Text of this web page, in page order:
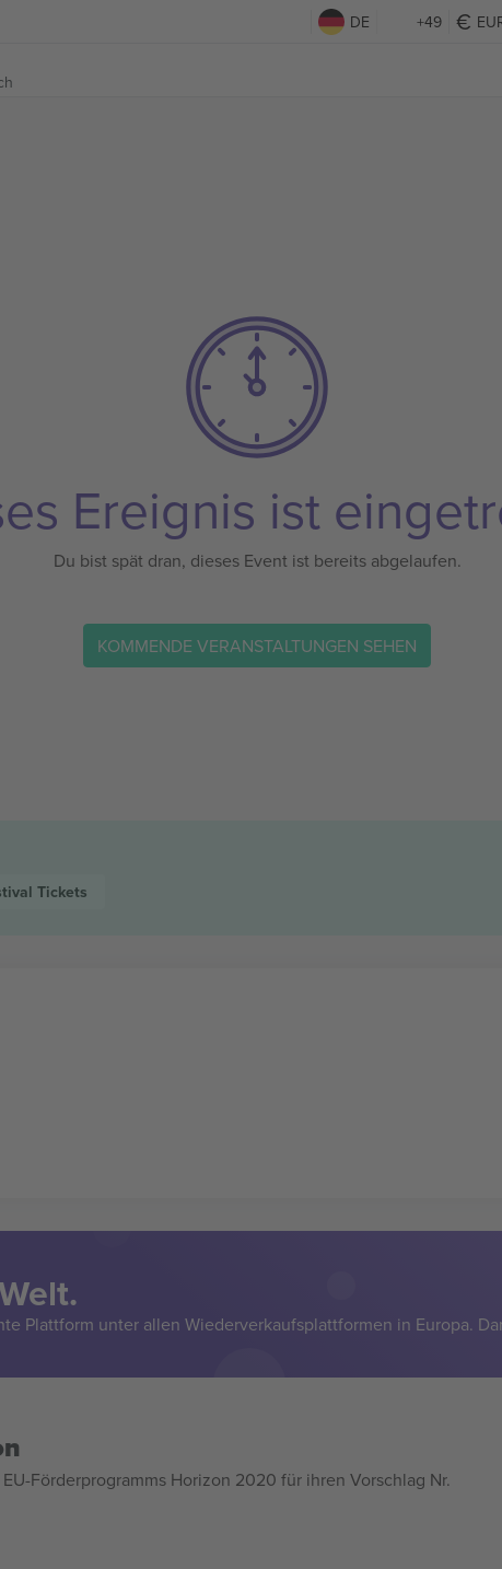
DE +49
Ereignis ist
Du bist spät dran, dieses Event ist bereits abgelaufen.
KOMMENDE VERANSTALTUNGEN SEHEN
Tickets
Plattform unter allen Wiederverkaufsplattformen in Europa.
Förderprogramms Horizon 2020 für ihren Vorschlag Nr.